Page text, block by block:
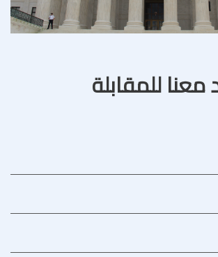
للمقابلة